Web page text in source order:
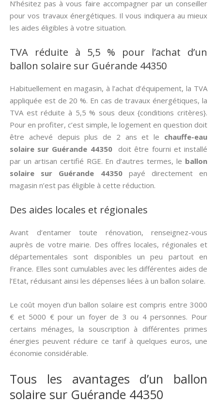
N’hésitez pas à vous faire accompagner par un conseiller
pour vos travaux énergétiques. Il vous indiquera au mieux
les aides éligibles à votre situation.
TVA réduite à 5,5 % pour l’achat d’un
ballon solaire sur Guérande 44350
Habituellement en magasin, à l’achat d’équipement, la TVA
appliquée est de 20 %. En cas de travaux énergétiques, la
TVA est réduite à 5,5 % sous deux {conditions critères}.
Pour en profiter, c’est simple, le logement en question doit
être achevé depuis plus de 2 ans et le chauffe-eau
solaire sur Guérande 44350doit être fourni et installé
par un artisan certifié RGE. En d’autres termes, le ballon
solaire sur Guérande 44350payé directement en
magasin n’est pas éligible à cette réduction.
Des aides locales et régionales
Avant d’entamer toute rénovation, renseignez-vous
auprès de votre mairie. Des offres locales, régionales et
départementales sont disponibles un peu partout en
France. Elles sont cumulables avec les différentes aides de
l’Etat, réduisant ainsi les dépenses liées à un ballon solaire.
Le coût moyen d’un ballon solaire est compris entre 3000
€ et 5000 € pour un foyer de 3 ou 4 personnes. Pour
certains ménages, la souscription à différentes primes
énergies peuvent réduire ce tarif à quelques euros, une
économie considérable.
Tous les avantages d’un ballon
solaire sur Guérande 44350